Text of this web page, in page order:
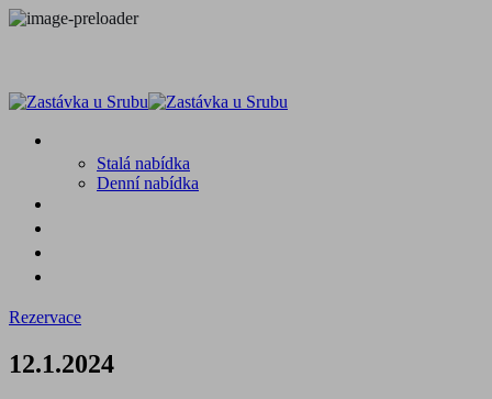
Stalá nabídka
Denní nabídka
Rezervace
12.1.2024